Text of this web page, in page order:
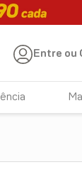
Entre ou